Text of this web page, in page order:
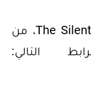
7- يمكنكِ حجز تذاكر تجربة The Silent Hike، من
التالي: